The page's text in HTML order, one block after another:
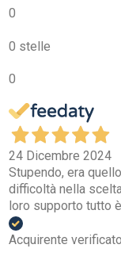
0
0 stelle
0
24 Dicembre 2024
Stupendo, era
difficoltà nella
loro supporto tutto
Acquirente verificato